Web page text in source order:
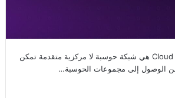
ما هي io.net؟ Cloud io.net هي شبكة حوسبة لا مركزية متقدمة تمكن
من الوصول إلى مجموعات الحوسبة…